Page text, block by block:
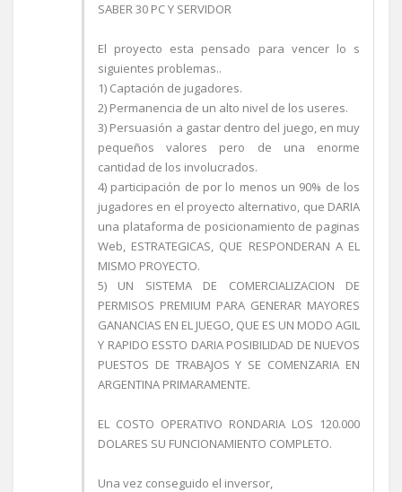
SABER 30 PC Y SERVIDOR
El proyecto esta pensado para vencer lo s
siguientes problemas..
1) Captación de jugadores.
2) Permanencia de un alto nivel de los useres.
3) Persuasión a gastar dentro del juego, en muy
pequeños valores pero de una enorme
cantidad de los involucrados.
4) participación de por lo menos un 90% de los
jugadores en el proyecto alternativo, que DARIA
una plataforma de posicionamiento de paginas
Web, ESTRATEGICAS, QUE RESPONDERAN A EL
MISMO PROYECTO.
5) UN SISTEMA DE COMERCIALIZACION DE
PERMISOS PREMIUM PARA GENERAR MAYORES
GANANCIAS EN EL JUEGO, QUE ES UN MODO AGIL
Y RAPIDO ESSTO DARIA POSIBILIDAD DE NUEVOS
PUESTOS DE TRABAJOS Y SE COMENZARIA EN
ARGENTINA PRIMARAMENTE.
EL COSTO OPERATIVO RONDARIA LOS 120.000
DOLARES SU FUNCIONAMIENTO COMPLETO.
Una vez conseguido el inversor,